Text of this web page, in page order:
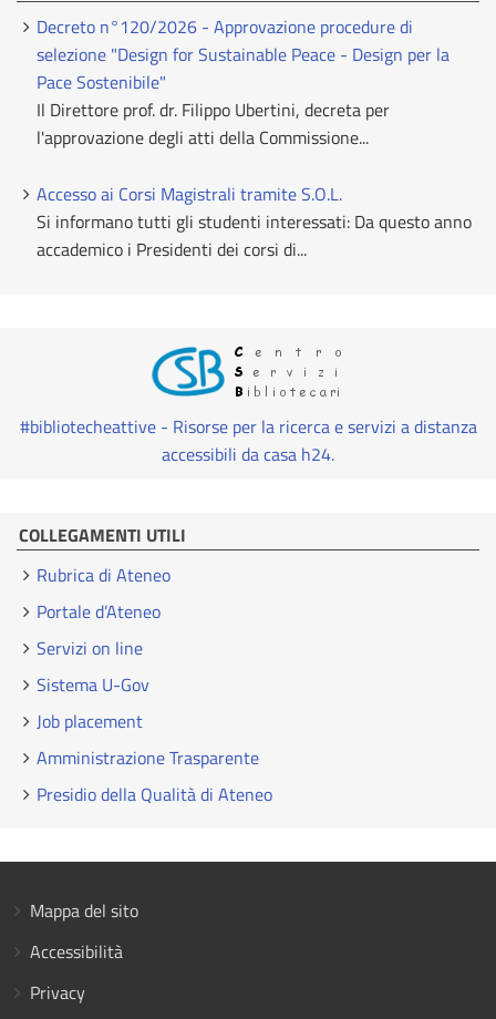
Decreto n°120/2026 - Approvazione procedure di
selezione "Design for Sustainable Peace - Design per la
Pace Sostenibile"
Il Direttore prof. dr. Filippo Ubertini, decreta per
l'approvazione degli atti della Commissione...
Accesso ai Corsi Magistrali tramite S.O.L.
Si informano tutti gli studenti interessati: Da questo anno
accademico i Presidenti dei corsi di...
#bibliotecheattive - Risorse per la ricerca e servizi a distanza
accessibili da casa h24.
COLLEGAMENTI UTILI
Rubrica di Ateneo
Portale d’Ateneo
Servizi on line
Sistema U-Gov
Job placement
Amministrazione Trasparente
Presidio della Qualità di Ateneo
Mappa del sito
Accessibilità
Privacy